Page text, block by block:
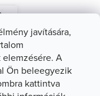
javítására,
A
Ön beleegyezik
kattintva